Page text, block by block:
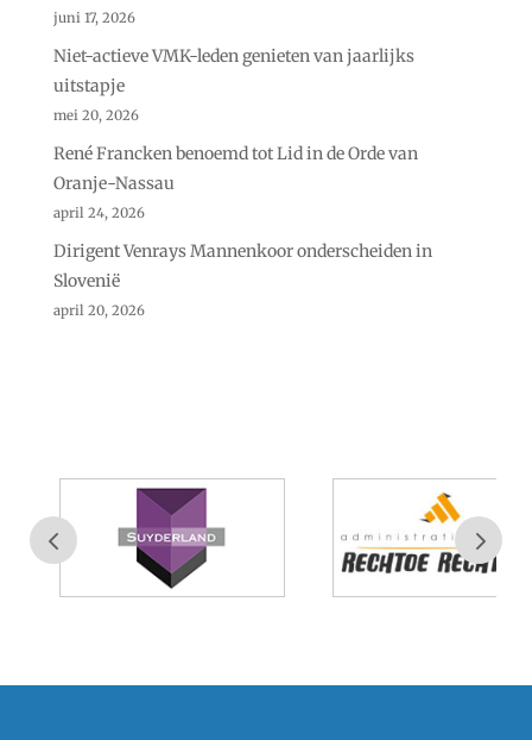
juni 17, 2026
Niet-actieve VMK-leden genieten van jaarlijks
uitstapje
mei 20, 2026
René Francken benoemd tot Lid in de Orde van
Oranje-Nassau
april 24, 2026
Dirigent Venrays Mannenkoor onderscheiden in
Slovenië
april 20, 2026